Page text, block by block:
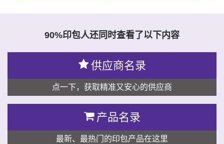
90%印包人还同时查看了以下内容
供应商名录
点一下，获取精准又安心的供应商
产品名录
最新、最热门的印包产品在这里